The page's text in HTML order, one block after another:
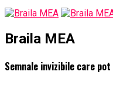
Braila MEA
Semnale invizibile care